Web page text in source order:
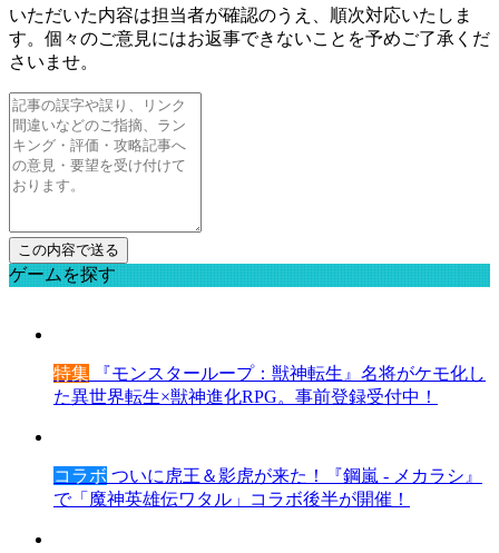
いただいた内容は担当者が確認のうえ、順次対応いたしま
す。個々のご意見にはお返事できないことを予めご了承くだ
さいませ。
ゲームを探す
特集 『モンスターループ：獣神転生』名将がケモ化し
た異世界転生×獣神進化RPG。事前登録受付中！
コラボ ついに虎王＆影虎が来た！『鋼嵐 - メカラシ』
で「魔神英雄伝ワタル」コラボ後半が開催！